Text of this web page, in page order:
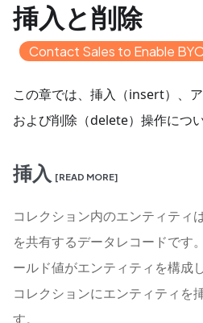
挿入と削除
Contact Sales to Enable
この章では、挿入（insert）、
および削除（delete）操作につ
挿入 [READ MORE]
コレクション内のエンティティ
を共有するデータレコードです
ールド値がエンティティを構成
コレクションにエンティティを
す。